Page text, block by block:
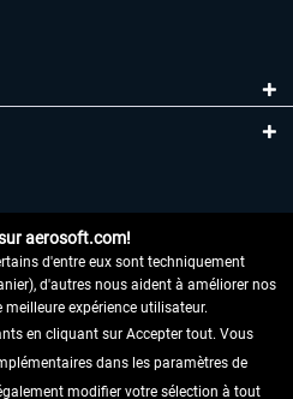
aerosoft.com!
d'entre eux sont techniquement
d'autres nous aident à améliorer nos
expérience utilisateur.
en cliquant sur Accepter tout. Vous
dans les paramètres de
modifier votre sélection à tout